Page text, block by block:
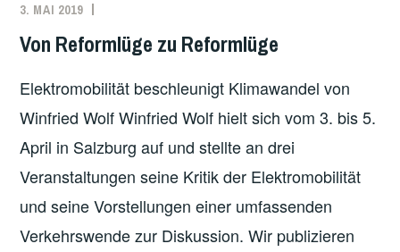
3. MAI 2019
WOLF
ÖKOLOGIE
VERKEHR ,
WIRTSCHAFT
Von Reformlüge zu Reformlüge
Elektromobilität beschleunigt Klimawandel von
Winfried Wolf Winfried Wolf hielt sich vom 3. bis 5.
April in Salzburg auf und stellte an drei
Veranstaltungen seine Kritik der Elektromobilität
und seine Vorstellungen einer umfassenden
Verkehrswende zur Diskussion. Wir publizieren